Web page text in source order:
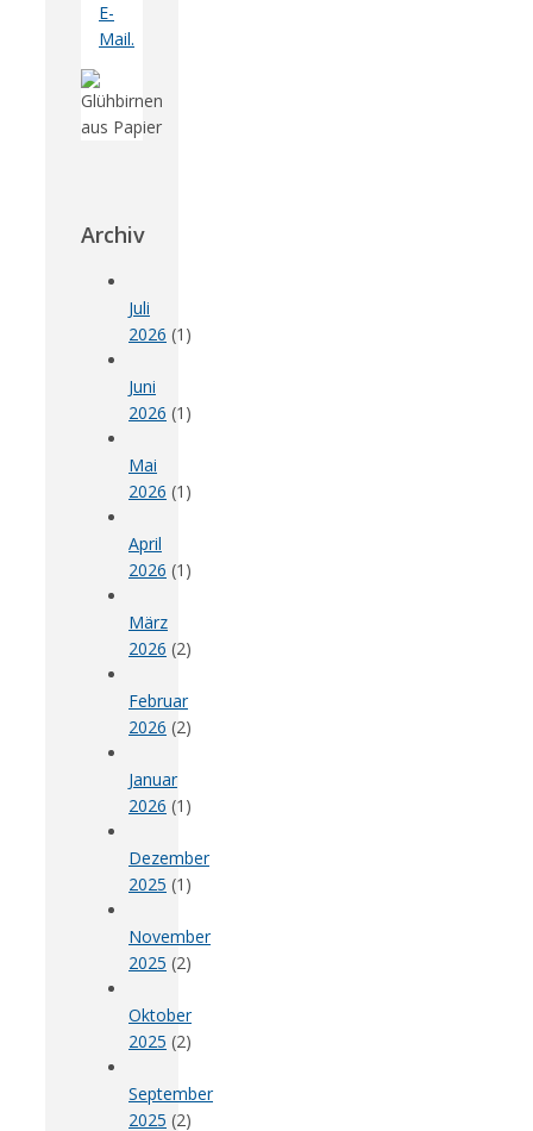
E-
Mail.
Archiv
Juli
2026 (1)
Juni
2026 (1)
Mai
2026 (1)
April
2026 (1)
März
2026 (2)
Februar
2026 (2)
Januar
2026 (1)
Dezember
2025 (1)
November
2025 (2)
Oktober
2025 (2)
September
2025 (2)